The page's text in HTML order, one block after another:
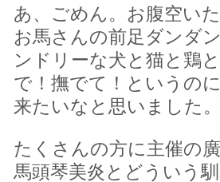
あ、ごめん。お腹空い
お馬さんの前足ダンダ
ンドリーな犬と猫と鶏
で！撫でて！というの
来たいなと思いました。
たくさんの方に主催の
馬頭琴美炎とどういう